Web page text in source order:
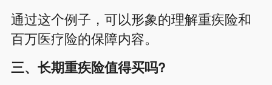
通过这个例子，可以形象的理解重疾险和
百万医疗险的保障内容。
三、长期重疾险值得买吗?